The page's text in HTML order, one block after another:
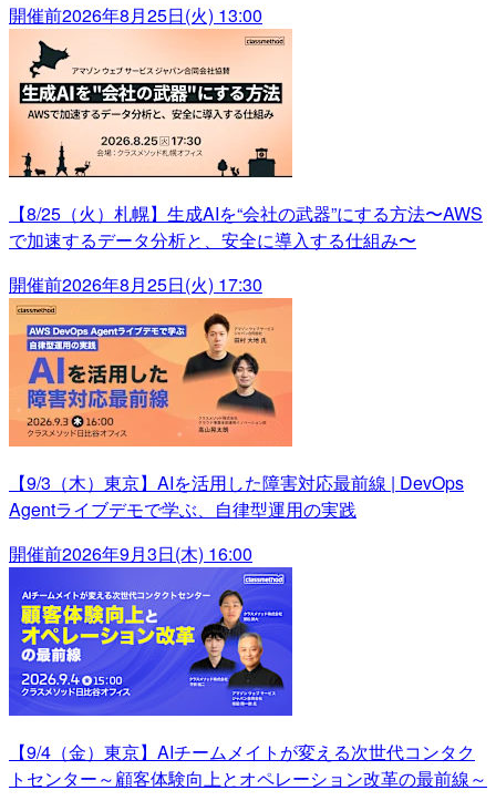
開催前2026年8月25日(火) 13:00
【8/25（火）札幌】生成AIを“会社の武器”にする方法〜AWS
で加速するデータ分析と、安全に導入する仕組み〜
開催前2026年8月25日(火) 17:30
【9/3（木）東京】AIを活用した障害対応最前線 | DevOps
Agentライブデモで学ぶ、自律型運用の実践
開催前2026年9月3日(木) 16:00
【9/4（金）東京】AIチームメイトが変える次世代コンタク
トセンター～顧客体験向上とオペレーション改革の最前線～